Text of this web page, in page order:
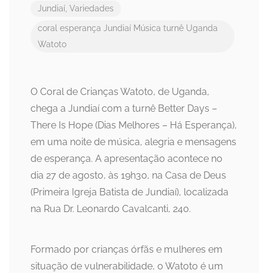
Jundiaí, Variedades
coral esperança Jundiaí Música turnê Uganda
Watoto
O Coral de Crianças Watoto, de Uganda,
chega a Jundiaí com a turnê Better Days –
There Is Hope (Dias Melhores – Há Esperança),
em uma noite de música, alegria e mensagens
de esperança. A apresentação acontece no
dia 27 de agosto, às 19h30, na Casa de Deus
(Primeira Igreja Batista de Jundiaí), localizada
na Rua Dr. Leonardo Cavalcanti, 240.
Formado por crianças órfãs e mulheres em
situação de vulnerabilidade, o Watoto é um